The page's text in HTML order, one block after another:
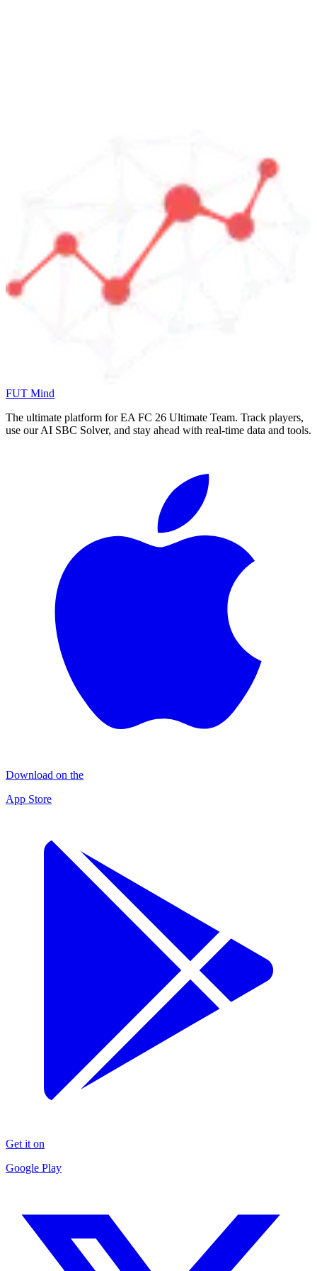
FUT Mind
The ultimate platform for EA FC 26 Ultimate Team. Track players,
use our AI SBC Solver, and stay ahead with real-time data and tools.
Download on the
App Store
Get it on
Google Play